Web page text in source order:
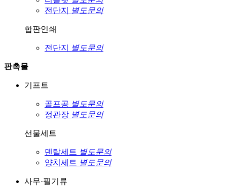
전단지
별도문의
합판인쇄
전단지 별도문의
판촉물
기프트
골프공 별도문의
정관장 별도문의
선물세트
덴탈세트 별도문의
양치세트 별도문의
사무·필기류